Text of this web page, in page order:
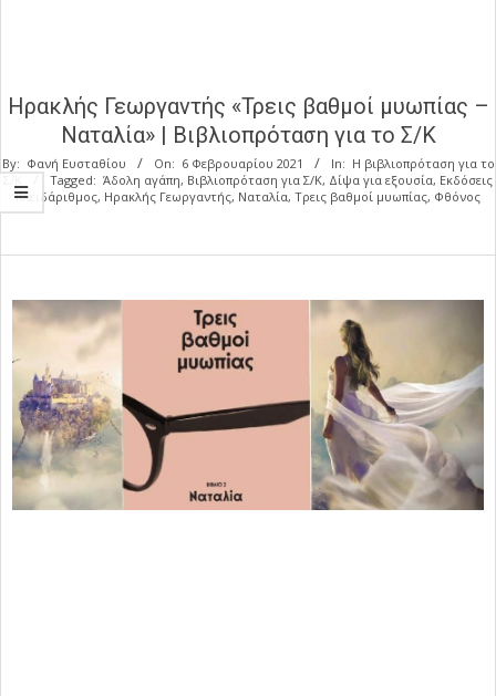
Ηρακλής Γεωργαντής «Τρεις βαθμοί μυωπίας –
Ναταλία» | Βιβλιοπρόταση για το Σ/Κ
By: Φανή Ευσταθίου On: 6 Φεβρουαρίου 2021 In: Η βιβλιοπρόταση για το
Σ/Κ
Tagged: Άδολη αγάπη, Βιβλιοπρόταση για Σ/Κ, Δίψα για εξουσία, Εκδόσεις
Κλειδάριθμος, Ηρακλής Γεωργαντής, Ναταλία, Τρεις βαθμοί μυωπίας, Φθόνος